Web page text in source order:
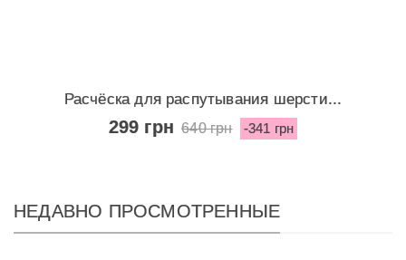
Расчёска для распутывания шерсти...
299 грн 640 грн -341 грн
НЕДАВНО ПРОСМОТРЕННЫЕ